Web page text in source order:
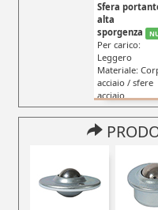
Sfera
alta
sporgenza
Per carico:
Leggero
Materiale:
acciaio / sfere
acciaio
Tipo: Alta
sporgenza